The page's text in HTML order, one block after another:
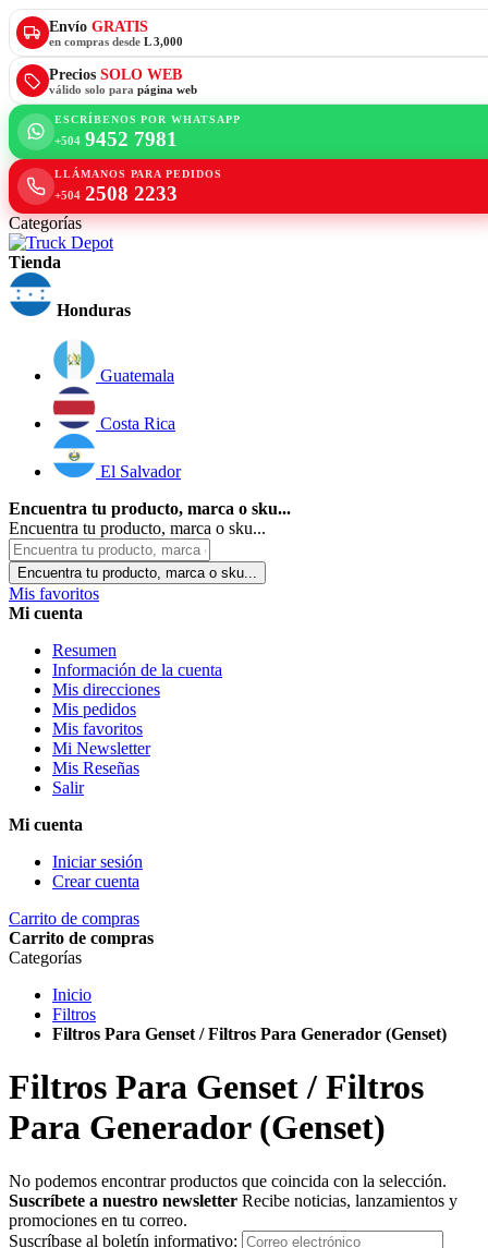
Envío GRATIS
en compras desde L 3,000
Precios SOLO WEB
válido solo para página web
ESCRÍBENOS POR WHATSAPP
+504 9452 7981
LLÁMANOS PARA PEDIDOS
+504 2508 2233
Categorías
Tienda
Honduras
Guatemala
Costa Rica
El Salvador
Encuentra tu producto, marca o sku...
Encuentra tu producto, marca o sku...
Encuentra tu producto, marca o sku...
Mis favoritos
Mi cuenta
Resumen
Información de la cuenta
Mis direcciones
Mis pedidos
Mis favoritos
Mi Newsletter
Mis Reseñas
Salir
Mi cuenta
Iniciar sesión
Crear cuenta
Carrito de compras
Carrito de compras
Categorías
Inicio
Filtros
Filtros Para Genset / Filtros Para Generador (Genset)
Filtros Para Genset / Filtros
Para Generador (Genset)
No podemos encontrar productos que coincida con la selección.
Suscríbete a nuestro newsletter Recibe noticias, lanzamientos y
promociones en tu correo.
Suscríbase al boletín informativo: